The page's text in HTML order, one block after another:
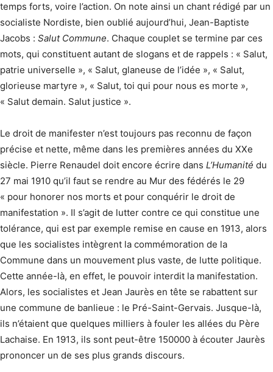
temps forts, voire l’action. On note ainsi un chant rédigé par un
socialiste Nordiste, bien oublié aujourd’hui, Jean-Baptiste
Jacobs : Salut Commune. Chaque couplet se termine par ces
mots, qui constituent autant de slogans et de rappels : « Salut,
patrie universelle », « Salut, glaneuse de l’idée », « Salut,
glorieuse martyre », « Salut, toi qui pour nous es morte »,
« Salut demain. Salut justice ».
Le droit de manifester n’est toujours pas reconnu de façon
précise et nette, même dans les premières années du XXe
siècle. Pierre Renaudel doit encore écrire dans L’Humanité du
27 mai 1910 qu’il faut se rendre au Mur des fédérés le 29
« pour honorer nos morts et pour conquérir le droit de
manifestation ». Il s’agit de lutter contre ce qui constitue une
tolérance, qui est par exemple remise en cause en 1913, alors
que les socialistes intègrent la commémoration de la
Commune dans un mouvement plus vaste, de lutte politique.
Cette année-là, en effet, le pouvoir interdit la manifestation.
Alors, les socialistes et Jean Jaurès en tête se rabattent sur
une commune de banlieue : le Pré-Saint-Gervais. Jusque-là,
ils n’étaient que quelques milliers à fouler les allées du Père
Lachaise. En 1913, ils sont peut-être 150000 à écouter Jaurès
prononcer un de ses plus grands discours.